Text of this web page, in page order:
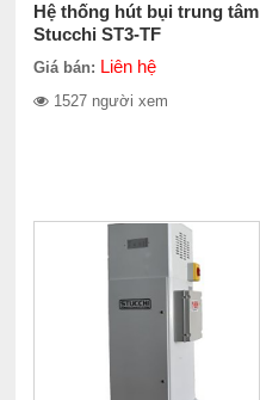
Hệ thống hút bụi trung tâm
Stucchi ST3-TF
Giá bán: Liên hệ
1527 người xem